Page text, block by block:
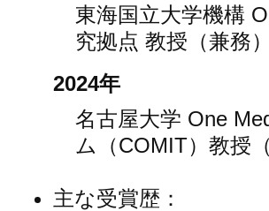
東海国立大学機構
究拠点 教授（兼務）
2024年
名古屋大学 One
ム（COMIT）教授（
主な受賞歴：